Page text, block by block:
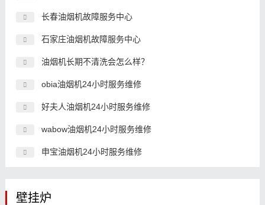
长春油烟机故障服务中心
石家庄油烟机故障服务中心
油烟机长期不清洗会怎么样？
obia油烟机24小时服务维修
好夫人油烟机24小时服务维修
wabow油烟机24小时服务维修
申宝油烟机24小时服务维修
壁挂炉